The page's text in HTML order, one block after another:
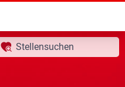
Stellensuchen